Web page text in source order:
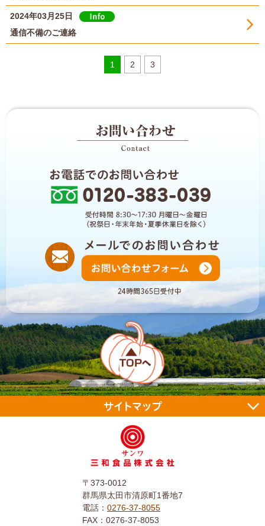
2024年03月25日
通信不備のご連絡
1 2 3
〒373-0012
群馬県太田市清原町1番地7
電話： 0276-37-8055
FAX：0276-37-8053